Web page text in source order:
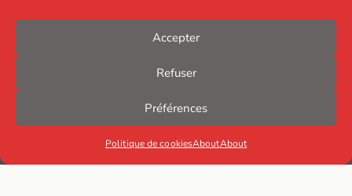
Accepter
Refuser
Préférences
Politique de cookiesAboutAbout